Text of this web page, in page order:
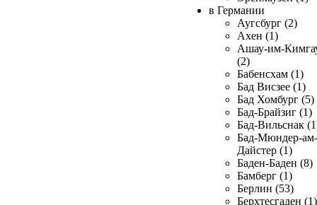
в Германии
Аугсбург (2)
Ахен (1)
Ашау-им-
(2)
Бабенсхам (1)
Бад Висзее (1)
Бад Хомбург (5)
Бад-Брайзиг (1)
Бад-Вильснак
Бад-Мюндер-ам-
Дайстер (1)
Баден-Баден (8)
Бамберг (1)
Берлин (53)
Берхтесгаден (1)